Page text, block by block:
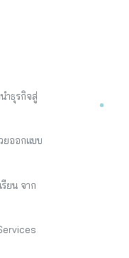
ำธุรกิจสู่
ออกแบบ
ยน จาก